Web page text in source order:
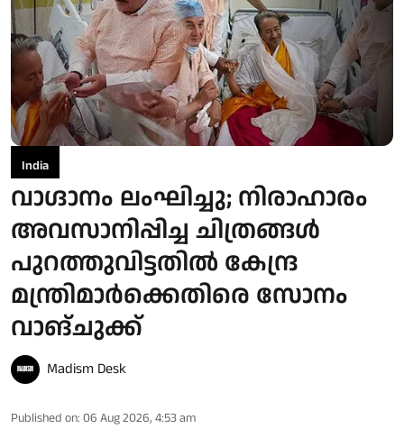
India
വാഗ്ദാനം ലംഘിച്ചു; നിരാഹാരം
അവസാനിപ്പിച്ച ചിത്രങ്ങൾ
പുറത്തുവിട്ടതിൽ കേന്ദ്ര
മന്ത്രിമാർക്കെതിരെ സോനം
വാങ്ചുക്ക്
Madism Desk
Published on: 06 Aug 2026, 4:53 am